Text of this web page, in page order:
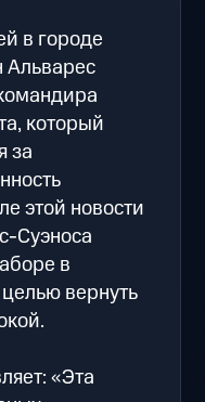
в городе
Альварес
который
за
этой новости
Суэноса
в
вернуть
«Эта